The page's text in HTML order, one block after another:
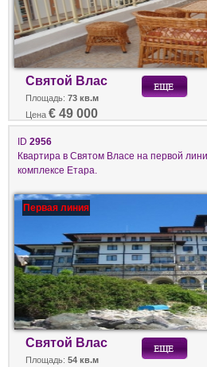
Святой Влас
Площадь: 73 кв.м
Цена € 49 000
ID 2956
Квартира в Святом Власе на первой
комплексе Етара.
Первая линия
Святой Влас
Площадь: 54 кв.м